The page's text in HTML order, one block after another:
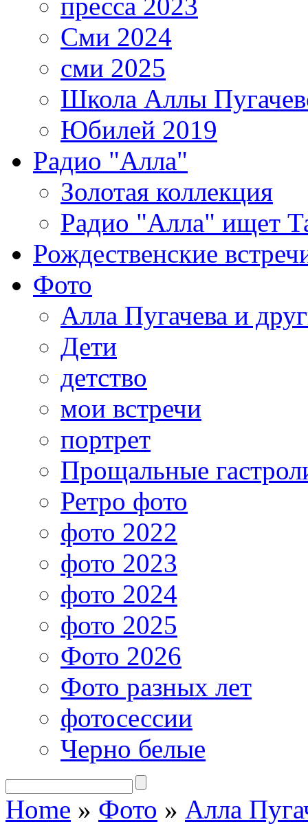
Сми 2024
сми 2025
Школа Аллы
Юбилей 2019
Радио "Алла"
Золотая коллекция
Радио "Алла" ищет
Рождественские
Фото
Алла Пугачева и
Дети
детство
мои встречи
портрет
Прощальные
Ретро фото
фото 2022
фото 2023
фото 2024
фото 2025
Фото 2026
Фото разных лет
фотосессии
Черно белые
Home » Фото » Алла